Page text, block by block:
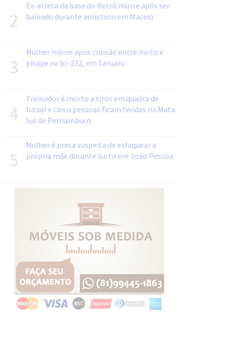
2
Ex-atleta da base do Retrô morre após ser
baleado durante amistoso em Maceió
3
Mulher morre após colisão entre moto e
picape na br-232, em Caruaru
4
Treinador é morto a tiros em quadra de
futsal e cinco pessoas ficam feridas na Mata
Sul de Pernambuco
5
Mulher é presa suspeita de esfaquear a
própria mãe durante surto em João Pessoa